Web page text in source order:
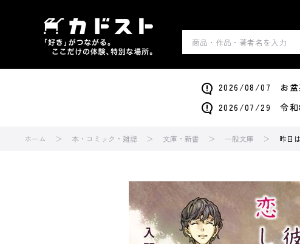
2026/08/07 お盆
2026/07/29 令和8
ホーム 本・コミック・雑誌 文庫・新書 一般文庫 昨日